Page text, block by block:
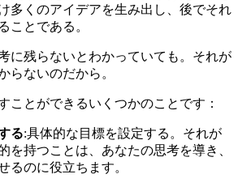
多くのアイデアを生み出し、後でそれ
ことである。
に残らないとわかっていても。それが
らないのだから。
ことができるいくつかのことです：
る:具体的な目標を設定する。それが
を持つことは、あなたの思考を導き、
るのに役立ちます。